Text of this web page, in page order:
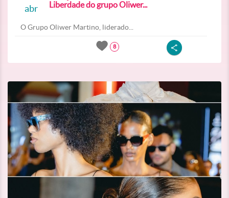
abr
Liberdade do grupo Oliwer...
O Grupo Oliwer Martino, liderado...
8